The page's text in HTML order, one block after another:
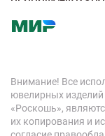
Внимание! Все
ювелирных
«Роскошь»,
их копирования и